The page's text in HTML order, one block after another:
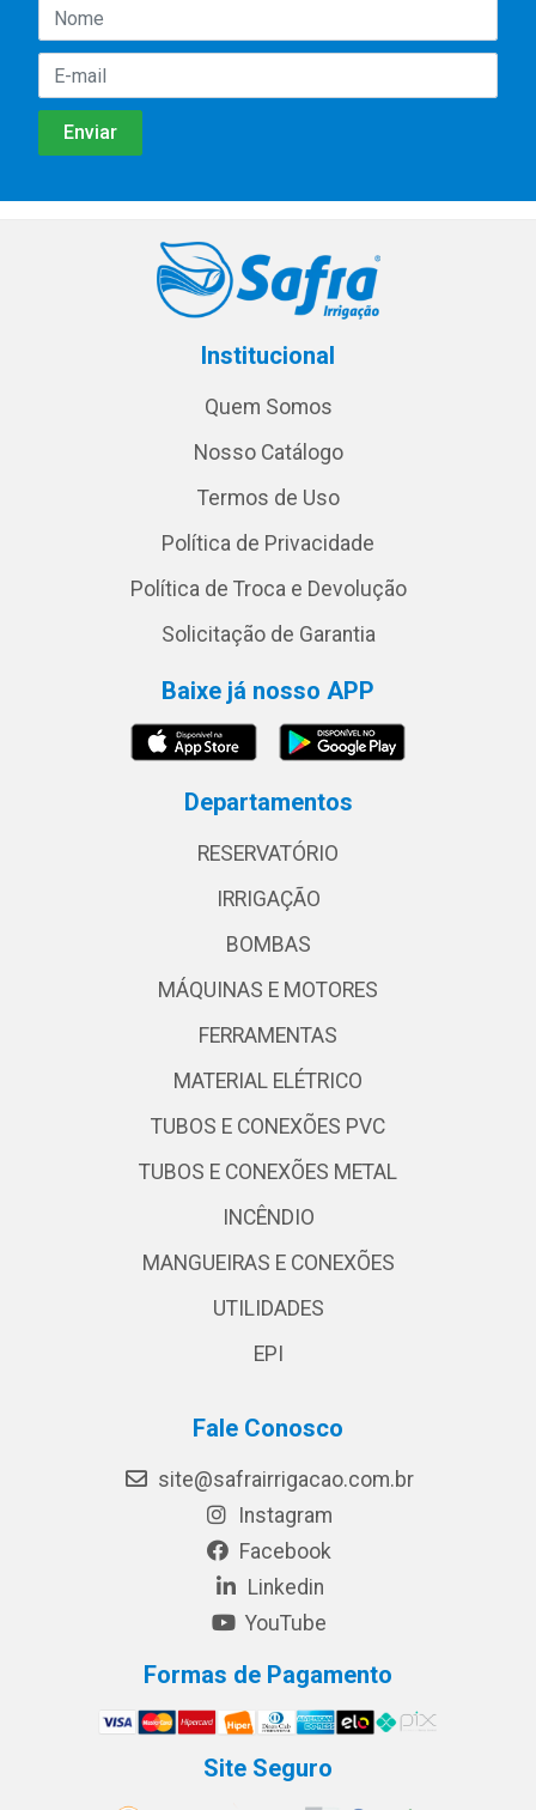
Institucional
Quem Somos
Nosso Catálogo
Termos de Uso
Política de Privacidade
Política de Troca e Devolução
Solicitação de Garantia
Baixe já nosso APP
Departamentos
RESERVATÓRIO
IRRIGAÇÃO
BOMBAS
MÁQUINAS E MOTORES
FERRAMENTAS
MATERIAL ELÉTRICO
TUBOS E CONEXÕES PVC
TUBOS E CONEXÕES METAL
INCÊNDIO
MANGUEIRAS E CONEXÕES
UTILIDADES
EPI
Fale Conosco
site@safrairrigacao.com.br
Instagram
Facebook
Linkedin
YouTube
Formas de Pagamento
Site Seguro